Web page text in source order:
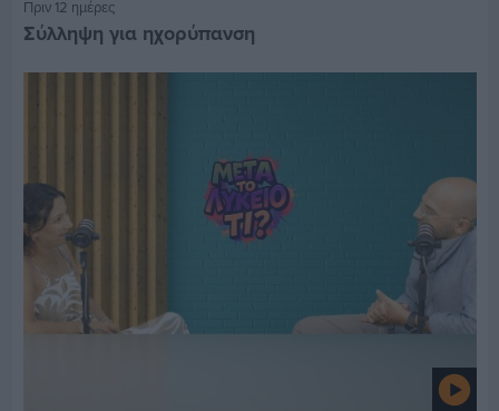
Πριν 12 ημέρες
Σύλληψη για ηχορύπανση